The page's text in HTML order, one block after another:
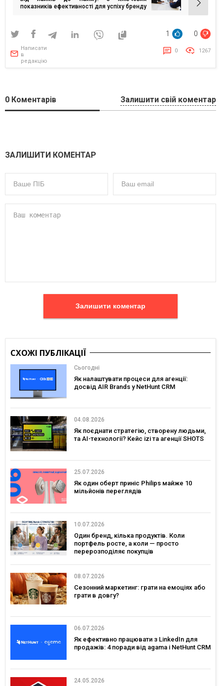
показників ефективності для успіху бренду
1 0
Написати
в
редакцію
0 1267
0 Коментарів Залишити свій коментар
ЗАЛИШИТИ КОМЕНТАР
Залишити коментар
СХОЖІ ПУБЛІКАЦІЇ
Сьогодні
Як налаштувати процеси для агенції:
досвід AIR Brands у NetHunt CRM
04.08.2026
Як поєднати стратегію, створену людьми,
та AI-технології? Кейс izi та агенції SHOTS
25.07.2026
Як один оберт приніс Philips майже 10
мільйонів переглядів
10.07.2026
Один бренд, кілька продуктів. Коли
портфель росте, а коли — просто
перерозподіляє покупців
08.07.2026
Сезонний маркетинг: грати на емоціях або
грати в довгу?
06.07.2026
Як ефективно працювати з LinkedIn для
продажів: 4 поради від agama і NetHunt CRM
24.05.2026